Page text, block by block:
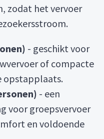
zodat het vervoer
- geschikt voor
of compacte
opstapplaats.
- een
voor groepsvervoer
en voldoende